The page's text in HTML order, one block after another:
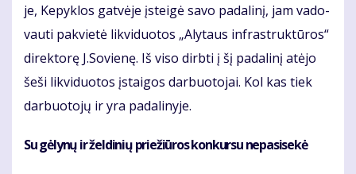
je, Ke­pyk­los gat­vė­je įstei­gė sa­vo pa­da­li­nį, jam va­do­
vau­ti pa­kvie­tė lik­vi­duo­tos „Aly­taus in­fra­struk­tū­ros“
di­rek­to­rę J.So­vie­nę. Iš vi­so dirb­ti į šį pa­da­li­nį at­ėjo
še­ši lik­vi­duo­tos įstai­gos dar­buo­to­jai. Kol kas tiek
dar­buo­to­jų ir yra pa­da­li­ny­je.
Su gė­ly­nų ir žel­di­nių prie­žiū­ros kon­kur­su ne­pa­si­se­kė